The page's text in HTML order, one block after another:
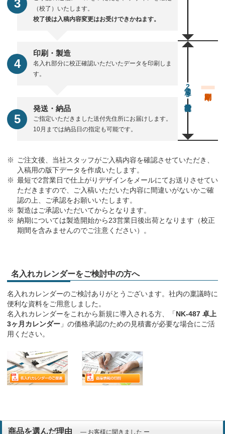
（校了）いたします。
校了後は入稿内容変更はお受けできかねます。
印刷・製造
名入れ部分に校正確認いただいたデータを印刷しま
す。
発送・納品
ご指定いただきました送付先住所にお届けします。
10月までは納品日の指定も可能です。
通常23営業日後出荷
ご注文後、当社スタッフがご入稿内容を確認させていただき、
入稿用の版下データを作成いたします。
最短で2営業日で仕上がりデザインをメールにてお送りさせてい
ただきますので、ご入稿いただいた内容に間違いがないかご確
認の上、ご承認をお願いいたします。
製造はご承認いただいてからとなります。
納期については製造開始から23営業日後出荷となります（校正
期間を含みませんのでご注意ください）。
名入れカレンダーをご検討中の方へ
名入れカレンダーのご検討ありがとうございます。社内の稟議時に
便利な資料をご用意しました。
名入れカレンダーをこれから新規に導入される方、「NK-487 卓上
3ヶ月カレンダー 」の価格承認のための見積書が必要な場合にご活
用ください。
商品を選んだ理由 ― お客様に聞きました ー